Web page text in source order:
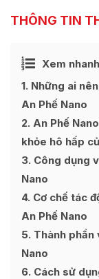
THÔNG TIN
Xem
1 Những ai
An Phế Nano
2 An Phế
khỏe hô hấp
3 Công dụng
Nano
4 Cơ chế tác
An Phế Nano
5 Thành phần
Nano
6 Cách sử